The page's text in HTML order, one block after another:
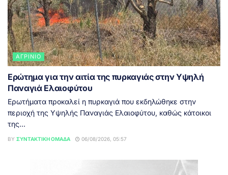
ΑΓΡΊΝΙΟ
Ερώτημα για την αιτία της πυρκαγιάς στην Υψηλή
Παναγιά Ελαιοφύτου
Ερωτήματα προκαλεί η πυρκαγιά που εκδηλώθηκε στην
περιοχή της Υψηλής Παναγιάς Ελαιοφύτου, καθώς κάτοικοι
της...
BY ΣΥΝΤΑΚΤΙΚΉ ΟΜΆΔΑ 06/08/2026, 05:57